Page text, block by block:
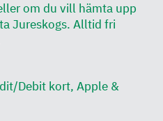
om du vill hämta upp
Jureskogs. Alltid fri
Debit kort, Apple &